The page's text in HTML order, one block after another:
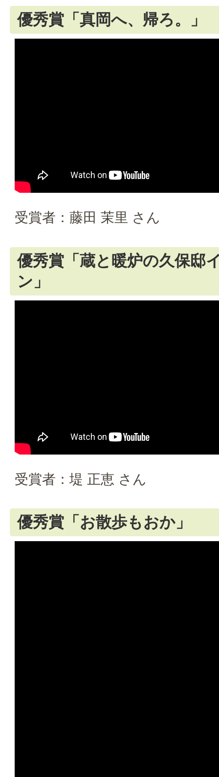
優秀賞「真岡へ、帰ろ。」
受賞者：藤田 茉里 さん
優秀賞「蔵と暖炉の久保邸
ン」
受賞者：堤 正恵 さん
優秀賞「お散歩もおか」